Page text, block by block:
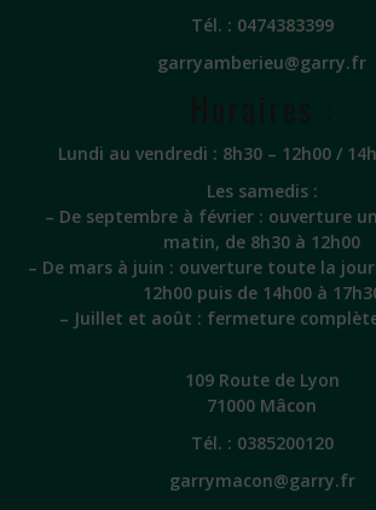
Tél. : 0474383399
garryamberieu@garry.fr
Lundi au vendredi : 8h30 – 12h00 /
Les samedis :
– De septembre à février : ouverture
matin, de 8h30 à 12h00
– De mars à juin : ouverture toute la
12h00 puis de 14h00 à
– Juillet et août : fermeture
109 Route de Lyon
71000 Mâcon
Tél. : 0385200120
garrymacon@garry.fr